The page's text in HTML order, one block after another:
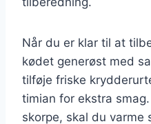
Når du er klar til at
kødet generøst med
tilføje friske
timian for ekstra
skorpe, skal du varme